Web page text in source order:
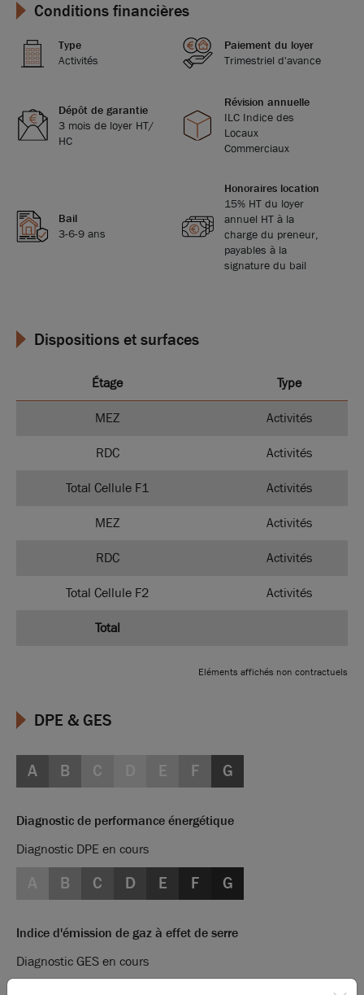
Conditions financières
Type
Activités
Paiement du loyer
Trimestriel d'avance
Dépôt de garantie
3 mois de loyer HT/
HC
Révision annuelle
ILC Indice des
Locaux
Commerciaux
Bail
3-6-9 ans
Honoraires location
15% HT du loyer
annuel HT à la
charge du preneur,
payables à la
signature du bail
Dispositions et surfaces
Étage Type
MEZ Activités
RDC Activités
Total Cellule F1 Activités
MEZ Activités
RDC Activités
Total Cellule F2 Activités
Total
Eléments affichés non contractuels
DPE & GES
A B C E F G
Diagnostic de performance énergétique
Diagnostic DPE en cours
B C D E F G
Indice d'émission de gaz à effet de serre
Diagnostic GES en cours